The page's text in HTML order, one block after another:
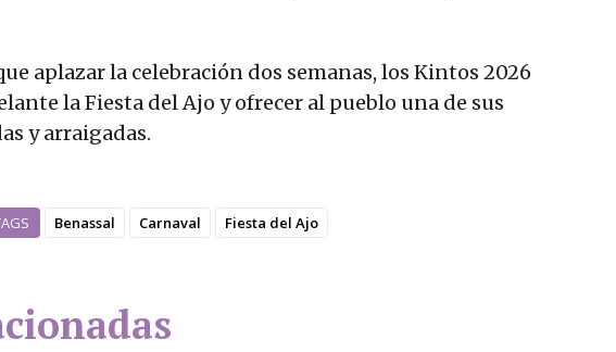
aplazar la celebración dos semanas, los Kintos 2026
la Fiesta del Ajo y ofrecer al pueblo una de sus
y arraigadas.
Benassal Carnaval Fiesta del Ajo